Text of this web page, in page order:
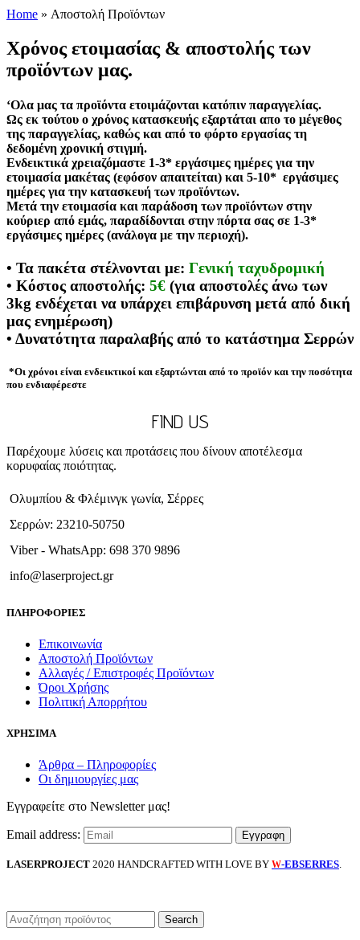
Home » Αποστολή Προϊόντων
Χρόνος ετοιμασίας & αποστολής των
προϊόντων μας.
‘Ολα μας τα προϊόντα ετοιμάζονται κατόπιν παραγγελίας.
Ως εκ τούτου ο χρόνος κατασκευής εξαρτάται απο το μέγεθος
της παραγγελίας, καθώς και από το φόρτο εργασίας τη
δεδομένη χρονική στιγμή.
Ενδεικτικά χρειαζόμαστε 1-3* εργάσιμες ημέρες για την
ετοιμασία μακέτας (εφόσον απαιτείται) και 5-10* εργάσιμες
ημέρες για την κατασκευή των προϊόντων.
Μετά την ετοιμασία και παράδοση των προϊόντων στην
κούριερ από εμάς, παραδίδονται στην πόρτα σας σε 1-3*
εργάσιμες ημέρες (ανάλογα με την περιοχή).
• Τα πακέτα στέλνονται με: Γενική ταχυδρομική
• Κόστος αποστολής: 5€ (για αποστολές άνω των
3kg ενδέχεται να υπάρχει επιβάρυνση μετά από δική
μας ενημέρωση)
• Δυνατότητα παραλαβής από το κατάστημα Σερρών
*Οι χρόνοι είναι ενδεικτικοί και εξαρτώνται από το προϊόν και την ποσότητα
που ενδιαφέρεστε
FIND US
Παρέχουμε λύσεις και προτάσεις που δίνουν αποτέλεσμα
κορυφαίας ποιότητας.
Ολυμπίου & Φλέμινγκ γωνία, Σέρρες
Σερρών: 23210-50750
Viber - WhatsApp: 698 370 9896
info@laserproject.gr
ΠΛΗΡΟΦΟΡΙΕΣ
Επικοινωνία
Αποστολή Προϊόντων
Αλλαγές / Επιστροφές Προϊόντων
Όροι Χρήσης
Πολιτική Απορρήτου
ΧΡΗΣΙΜΑ
Άρθρα – Πληροφορίες
Οι δημιουργίες μας
Εγγραφείτε στο Newsletter μας!
Email address:
LASERPROJECT 2020 HANDCRAFTED WITH LOVE BY W-EBSERRES.
Search